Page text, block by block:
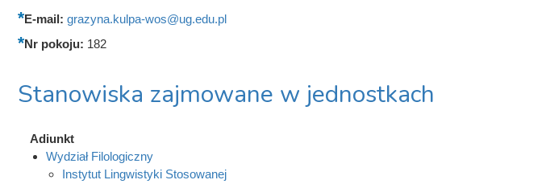
E-mail: grazyna.kulpa-wos@ug.edu.pl
Nr pokoju: 182
Stanowiska zajmowane w jednostkach
Adiunkt
Wydział Filologiczny
Instytut Lingwistyki Stosowanej